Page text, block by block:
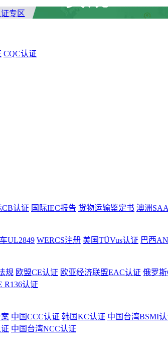
专区
CQC认证
CB认证 国际IEC报告 货物运输鉴定书 澳洲
UL2849 WERCS注册 美国TÜVus认证 巴西
规 欧盟CE认证 欧亚经济联盟EAC认证 俄罗斯
R136认证
中国CCC认证 韩国KC认证 中国台湾BSMI
中国台湾NCC认证